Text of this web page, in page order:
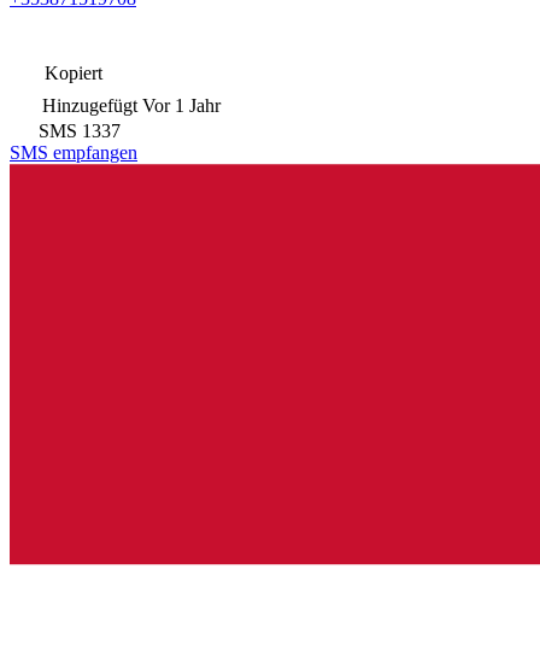
Kopiert
Hinzugefügt Vor 1 Jahr
SMS 1337
SMS empfangen